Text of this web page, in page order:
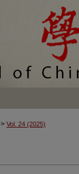
> Vol. 24 (2025)